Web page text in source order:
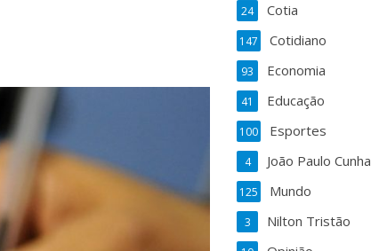
Cotia
24
Cotidiano
147
Economia
93
Educação
41
Esportes
100
João Paulo Cunha
4
Mundo
125
Nilton Tristão
3